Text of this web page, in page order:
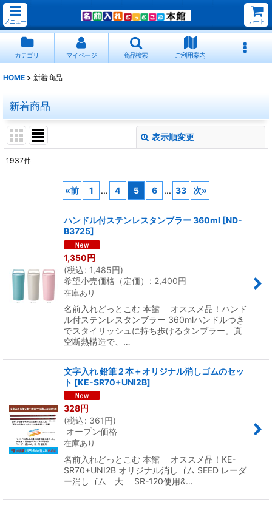
メニュー カート
カテゴリ マイページ 商品検索 ご利用案内
HOME > 新着商品
新着商品
表示順変更
1937件
«前 1 ... 4 5 6 ... 33 次»
ハンドル付ステンレスタンブラー 360ml [ND-
B3725]
1,350円
(税込: 1,485円)
希望小売価格（定価）
: 2,400円
在庫あり
名前入れどっとこむ 本館 オススメ品！ハンド
ル付ステンレスタンブラー 360mlハンドルつき
でスタイリッシュに持ち歩けるタンブラー。真
空断熱構造で、…
文字入れ 鉛筆２本＋オリジナル消しゴムのセッ
ト [KE-SR70+UNI2B]
328円
(税込: 361円)
オープン価格
在庫あり
名前入れどっとこむ 本館 オススメ品！KE-
SR70+UNI2B オリジナル消しゴム SEED レーダ
ー消しゴム 大 SR-120使用&…